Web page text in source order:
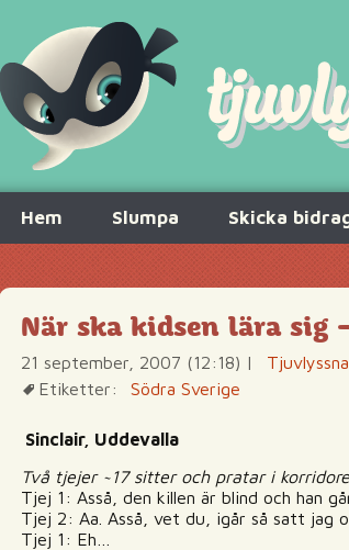
innehåll
Hem Slumpa Skicka
När ska kidsen lära
21 september, 2007 (12:18) |
Etiketter:
Södra Sverige
Sinclair, Uddevalla
Två tjejer ~17 sitter och pratar i
Tjej 1: Asså, den killen är blind och han
Tjej 2: Aa. Asså, vet du, igår så satt jag
Tjej 1: Eh…